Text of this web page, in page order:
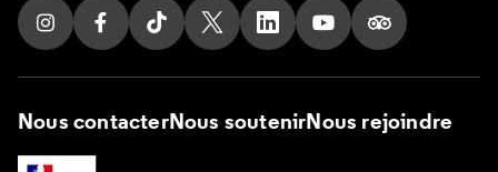
Suivez nous sur Instagram
Suivez nous sur Facebook
Suivez nous sur Tik Tok
Suivez nous sur X
Suivez nous sur LinkedIn
Suivez nous sur
Suivez nous
Nous contacterNous soutenirNous rejoindre